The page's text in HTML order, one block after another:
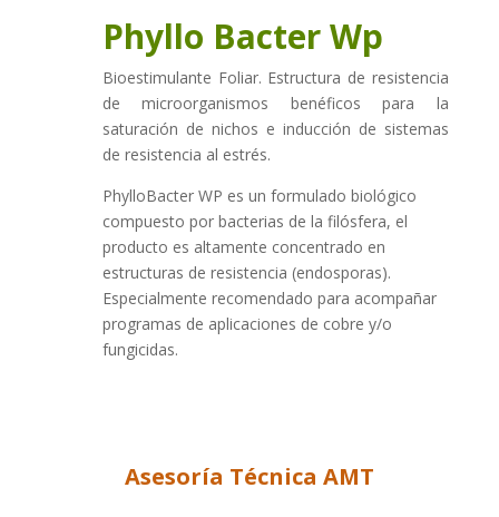
Phyllo Bacter Wp
Bioestimulante Foliar. Estructura de resistencia
de microorganismos benéficos para la
saturación de nichos e inducción de sistemas
de resistencia al estrés.
PhylloBacter WP es un formulado biológico
compuesto por bacterias de la filósfera, el
producto es altamente concentrado en
estructuras de resistencia (endosporas).
Especialmente recomendado para acompañar
programas de aplicaciones de cobre y/o
fungicidas.
Asesoría Técnica AMT